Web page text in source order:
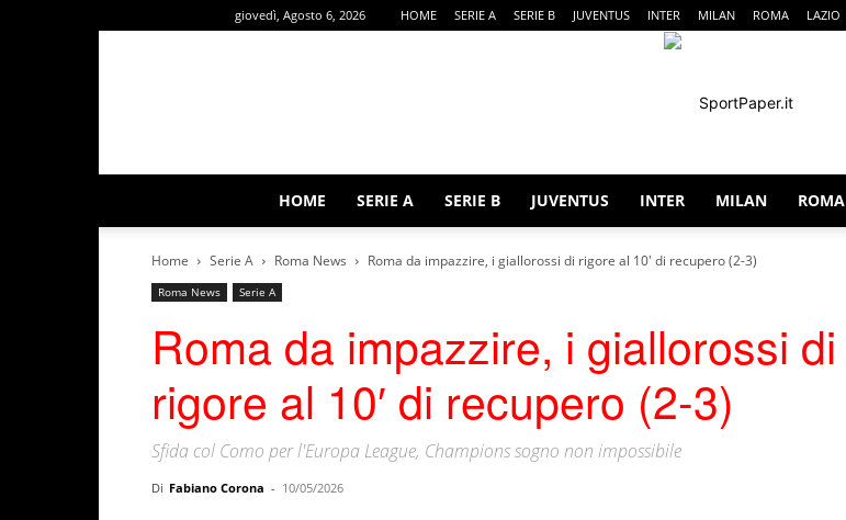
giovedì, Agosto 6, 2026 HOME SERIE A SERIE B JUVENTUS INTER MILAN ROMA LAZIO
HOME SERIE A SERIE B JUVENTUS INTER MILAN ROMA
Home Serie A Roma News Roma da impazzire, i giallorossi di rigore al 10′ di recupero (2-3)
Roma News Serie A
Roma da impazzire, i giallorossi di
rigore al 10′ di recupero (2-3)
Sfida col Como per l'Europa League, Champions sogno non impossibile
Di Fabiano Corona - 10/05/2026